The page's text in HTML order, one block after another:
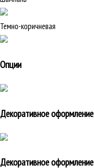
Темно-коричневая
Опции
Декоративное оформление
Декоративное оформление